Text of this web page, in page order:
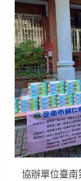
協辦單位臺南